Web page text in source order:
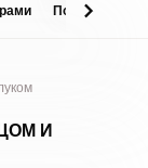
Помидоры в
И